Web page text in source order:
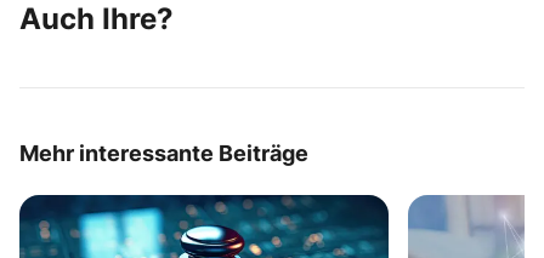
Auch Ihre?
Mehr interessante Beiträge